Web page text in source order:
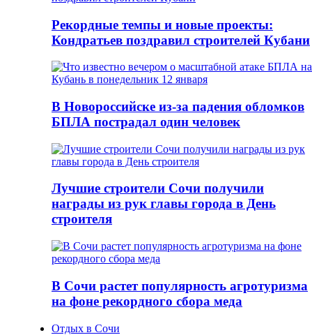
Рекордные темпы и новые проекты:
Кондратьев поздравил строителей Кубани
В Новороссийске из-за падения обломков
БПЛА пострадал один человек
Лучшие строители Сочи получили
награды из рук главы города в День
строителя
В Сочи растет популярность агротуризма
на фоне рекордного сбора меда
Отдых в Сочи